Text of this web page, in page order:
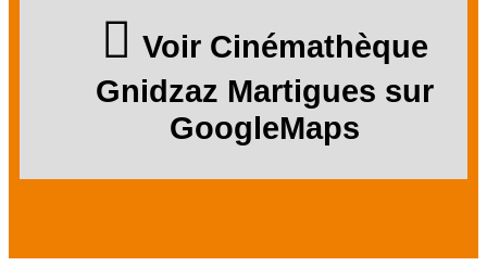
Voir Cinémathèque
Gnidzaz Martigues sur
GoogleMaps